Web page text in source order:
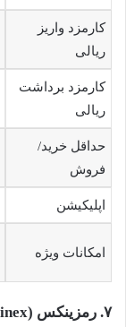
کارمزد واریز
ریالی
کارمزد برداشت
ریالی
حداقل خرید/
فروش
اپلیکیشن
امکانات ویژه
۷. رمزینکس (Ramzinex)